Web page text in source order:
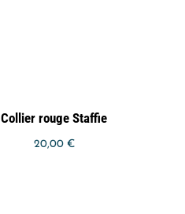
Collier rouge Staffie
20,00 €